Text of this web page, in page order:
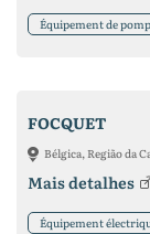
Équipement de
FOCQUET
Bélgica, Região da
Mais detalhes
Équipement